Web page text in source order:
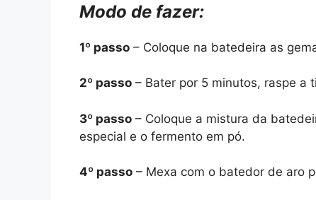
Modo de fazer:
1º passo – Coloque na batedeira as
2º passo – Bater por 5 minutos, raspe a
3º passo – Coloque a mistura da
especial e o fermento em pó.
4º passo – Mexa com o batedor de aro